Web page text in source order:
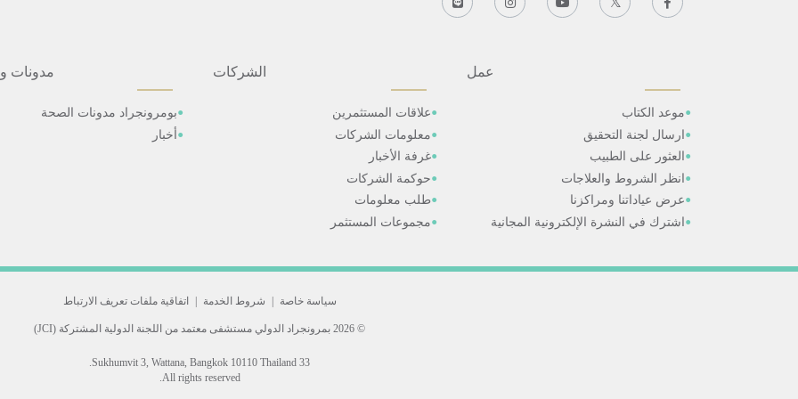
عمل
موعد الكتاب
ارسال لجنة التحقيق
العثور على الطبيب
انظر الشروط والعلاجات
عرض عياداتنا ومراكزنا
اشترك في النشرة الإلكترونية المجانية
الشركات
علاقات المستثمرين
معلومات الشركات
غرفة الأخبار
حوكمة الشركات
طلب معلومات
مجموعات المستثمر
مدونات
بومرونجراد مدونات الصحة
أخبار
سياسة خاصة | شروط الخدمة | اتفاقية ملفات تعريف الارتباط
© 2026 بمرونجراد الدولي مستشفى معتمد من اللجنة الدولية المشتركة (JCI)
33 Sukhumvit 3, Wattana, Bangkok 10110 Thailand.
All rights reserved.